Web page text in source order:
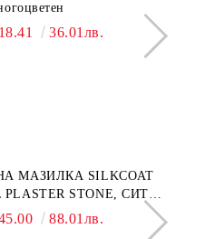
36.01лв.
МАЗИЛКА SILKCOAT
PLASTER STONE, СИТЕН
25КГ 88.01лв.